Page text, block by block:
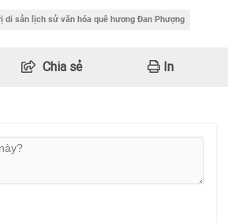
di sản lịch sử văn hóa quê hương Đan Phượng
Chia sẻ In